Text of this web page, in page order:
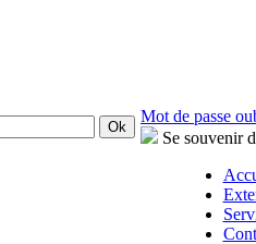
Mot de passe
Se souvenir